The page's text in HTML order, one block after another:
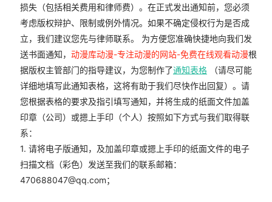
损失（包括相关费用和律师费）。在正式发出通知前，您必须
考虑版权辩护、限制或例外情况。如果不确定侵权行为是否成
立，我们建议您先与律师联系。 为方便您准确快捷地向我们发
送书面通知， 动漫库动漫-专注动漫的网站-免费在线观看动漫根
据版权主管部门的指导建议，为您制作了通知表格 （请尽可能
详细地填写此通知表格，这将有助于我们尽快作出回复）。请
您根据表格的要求及指引填写通知，并将生成的纸面文件加盖
印章（公司）或摁上手印（个人）按照如下方式与我们取得联
系：
1. 请将电子版通知，及加盖印章或摁上手印的纸面文件的电子
扫描文档（彩色）发送至我们的联系邮箱：
470688047@qq.com；